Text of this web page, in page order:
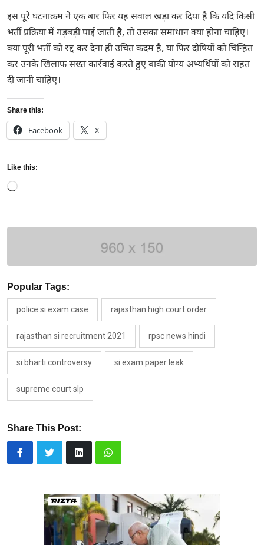
इस पूरे घटनाक्रम ने एक बार फिर यह सवाल खड़ा कर दिया है कि यदि किसी
भर्ती प्रक्रिया में गड़बड़ी पाई जाती है, तो उसका समाधान क्या होना चाहिए।
क्या पूरी भर्ती को रद्द कर देना ही उचित कदम है, या फिर दोषियों को चिन्हित
कर उनके खिलाफ सख्त कार्रवाई करते हुए बाकी योग्य अभ्यर्थियों को राहत
दी जानी चाहिए।
Share this:
Facebook X
Like this:
Loading…
Popular Tags:
police si exam case rajasthan high court order
rajasthan si recruitment 2021 rpsc news hindi
si bharti controversy si exam paper leak
supreme court slp
Share This Post: